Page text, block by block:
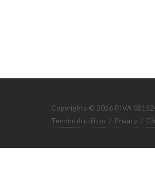
Copyrights © 2026 P.IVA
Termini di utilizzo / Privacy /